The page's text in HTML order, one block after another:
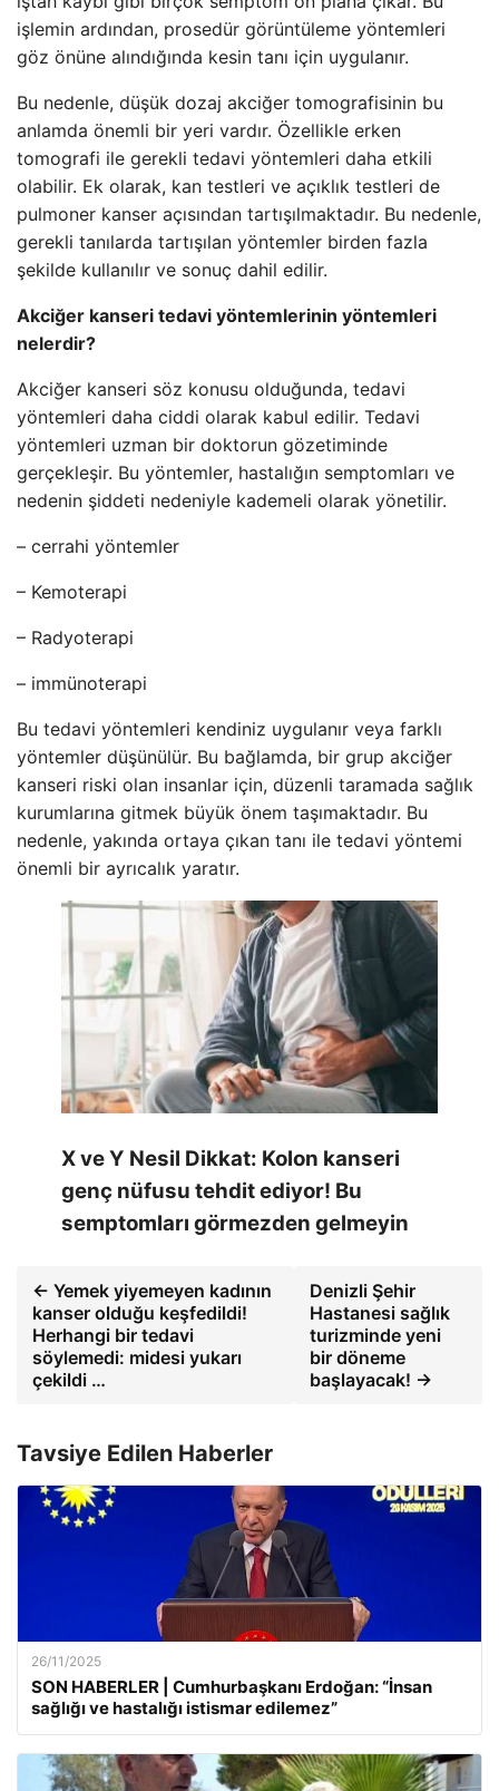
işlemin ardından, prosedür görüntüleme yöntemleri
göz önüne alındığında kesin tanı için uygulanır.
Bu nedenle, düşük dozaj akciğer tomografisinin bu
anlamda önemli bir yeri vardır. Özellikle erken
tomografi ile gerekli tedavi yöntemleri daha etkili
olabilir. Ek olarak, kan testleri ve açıklık testleri de
pulmoner kanser açısından tartışılmaktadır. Bu nedenle,
gerekli tanılarda tartışılan yöntemler birden fazla
şekilde kullanılır ve sonuç dahil edilir.
Akciğer kanseri tedavi yöntemlerinin yöntemleri
nelerdir?
Akciğer kanseri söz konusu olduğunda, tedavi
yöntemleri daha ciddi olarak kabul edilir. Tedavi
yöntemleri uzman bir doktorun gözetiminde
gerçekleşir. Bu yöntemler, hastalığın semptomları ve
nedenin şiddeti nedeniyle kademeli olarak yönetilir.
– cerrahi yöntemler
– Kemoterapi
– Radyoterapi
– immünoterapi
Bu tedavi yöntemleri kendiniz uygulanır veya farklı
yöntemler düşünülür. Bu bağlamda, bir grup akciğer
kanseri riski olan insanlar için, düzenli taramada sağlık
kurumlarına gitmek büyük önem taşımaktadır. Bu
nedenle, yakında ortaya çıkan tanı ile tedavi yöntemi
önemli bir ayrıcalık yaratır.
X ve Y Nesil Dikkat: Kolon kanseri
genç nüfusu tehdit ediyor! Bu
semptomları görmezden gelmeyin
← Yemek yiyemeyen kadının
kanser olduğu keşfedildi!
Herhangi bir tedavi
söylemedi: midesi yukarı
çekildi …
Denizli Şehir
Hastanesi sağlık
turizminde yeni
bir döneme
başlayacak! →
Tavsiye Edilen Haberler
26/11/2025
SON HABERLER | Cumhurbaşkanı Erdoğan: “İnsan
sağlığı ve hastalığı istismar edilemez”